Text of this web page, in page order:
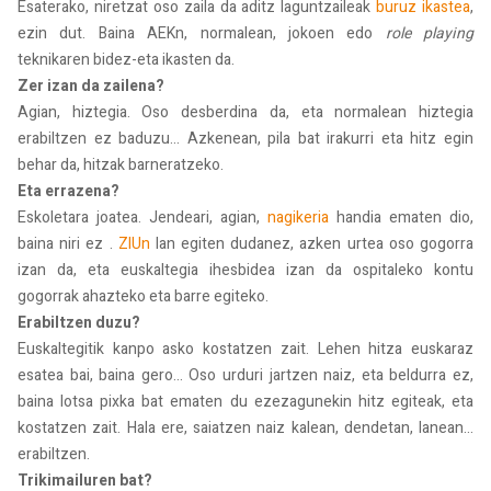
Esaterako, niretzat oso zaila da aditz laguntzaileakburuz ikastea,
ezin dut. Baina AEKn, normalean, jokoen edo role playing
teknikaren bidez-eta ikasten da.
Zer izan da zailena?
Agian, hiztegia. Oso desberdina da, eta normalean hiztegia
erabiltzen ez baduzu... Azkenean, pila bat irakurri eta hitz egin
behar da, hitzak barneratzeko.
Eta errazena?
Eskoletara joatea. Jendeari, agian, nagikeria handia ematen dio,
baina niri ez . ZIUn lan egiten dudanez, azken urtea oso gogorra
izan da, eta euskaltegia ihesbidea izan da ospitaleko kontu
gogorrak ahazteko eta barre egiteko.
Erabiltzen duzu?
Euskaltegitik kanpo asko kostatzen zait. Lehen hitza euskaraz
esatea bai, baina gero... Oso urduri jartzen naiz, eta beldurra ez,
baina lotsa pixka bat ematen du ezezagunekin hitz egiteak, eta
kostatzen zait. Hala ere, saiatzen naiz kalean, dendetan, lanean...
erabiltzen.
Trikimailuren bat?